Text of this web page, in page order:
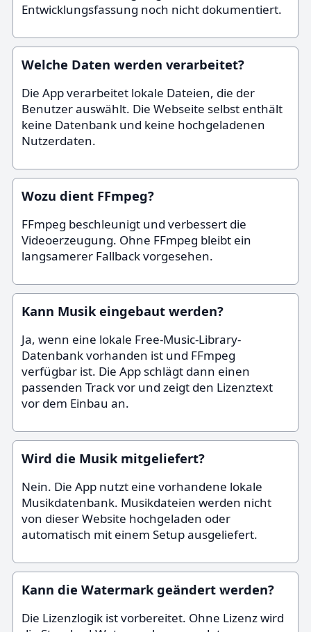
Entwicklungsfassung noch nicht dokumentiert.
Welche Daten werden verarbeitet?
Die App verarbeitet lokale Dateien, die der
Benutzer auswählt. Die Webseite selbst enthält
keine Datenbank und keine hochgeladenen
Nutzerdaten.
Wozu dient FFmpeg?
FFmpeg beschleunigt und verbessert die
Videoerzeugung. Ohne FFmpeg bleibt ein
langsamerer Fallback vorgesehen.
Kann Musik eingebaut werden?
Ja, wenn eine lokale Free-Music-Library-
Datenbank vorhanden ist und FFmpeg
verfügbar ist. Die App schlägt dann einen
passenden Track vor und zeigt den Lizenztext
vor dem Einbau an.
Wird die Musik mitgeliefert?
Nein. Die App nutzt eine vorhandene lokale
Musikdatenbank. Musikdateien werden nicht
von dieser Website hochgeladen oder
automatisch mit einem Setup ausgeliefert.
Kann die Watermark geändert werden?
Die Lizenzlogik ist vorbereitet. Ohne Lizenz wird